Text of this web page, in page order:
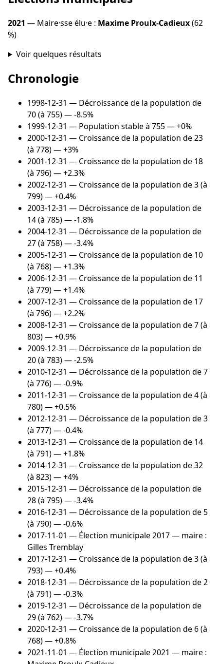
2021 — Maire·sse élu·e : Maxime Proulx-Cadieux(62
%)
Voir quelques résultats
Chronologie
1998-12-31 — Décroissance de la population de
70 (à 755) — -8.5%
1999-12-31 — Population stable à 755 — +0%
2000-12-31 — Croissance de la population de 23
(à 778) — +3%
2001-12-31 — Croissance de la population de 18
(à 796) — +2.3%
2002-12-31 — Croissance de la population de 3 (à
799) — +0.4%
2003-12-31 — Décroissance de la population de
14 (à 785) — -1.8%
2004-12-31 — Décroissance de la population de
27 (à 758) — -3.4%
2005-12-31 — Croissance de la population de 10
(à 768) — +1.3%
2006-12-31 — Croissance de la population de 11
(à 779) — +1.4%
2007-12-31 — Croissance de la population de 17
(à 796) — +2.2%
2008-12-31 — Croissance de la population de 7 (à
803) — +0.9%
2009-12-31 — Décroissance de la population de
20 (à 783) — -2.5%
2010-12-31 — Décroissance de la population de 7
(à 776) — -0.9%
2011-12-31 — Croissance de la population de 4 (à
780) — +0.5%
2012-12-31 — Décroissance de la population de 3
(à 777) — -0.4%
2013-12-31 — Croissance de la population de 14
(à 791) — +1.8%
2014-12-31 — Croissance de la population de 32
(à 823) — +4%
2015-12-31 — Décroissance de la population de
28 (à 795) — -3.4%
2016-12-31 — Décroissance de la population de 5
(à 790) — -0.6%
2017-11-01 — Élection municipale 2017 — maire :
Gilles Tremblay
2017-12-31 — Croissance de la population de 3 (à
793) — +0.4%
2018-12-31 — Décroissance de la population de 2
(à 791) — -0.3%
2019-12-31 — Décroissance de la population de
29 (à 762) — -3.7%
2020-12-31 — Croissance de la population de 6 (à
768) — +0.8%
2021-11-01 — Élection municipale 2021 — maire :